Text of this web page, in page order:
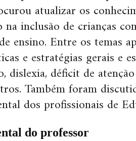
atualizar os
na inclusão de crianças
ensino. Entre os temas
e estratégias gerais e
dislexia, déficit de
Também foram
dos profissionais de
do professor